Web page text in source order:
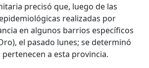
precisó que, luego de las
realizadas por
en algunos barrios específicos
el pasado lunes; se determinó
pertenecen a esta provincia.